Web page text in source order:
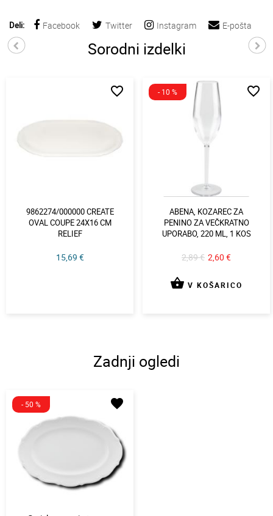
Deli: Facebook Twitter Instagram E-pošta
Sorodni izdelki
favorite_border
9862274/000000 CREATE
OVAL COUPE 24X16 CM
RELIEF
15,69 €
- 10 % favorite_border
ABENA, KOZAREC ZA
PENINO ZA VEČKRATNO
UPORABO, 220 ML, 1 KOS
2,89 € 2,60 €
shopping_basket V KOŠARICO
Zadnji ogledi
- 50 % favorite